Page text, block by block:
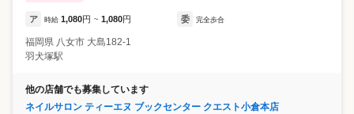
ア 時給 1,080円 ~ 1,080円 委 完全歩合
福岡県 八女市 大島182-1
羽犬塚駅
他の店舗でも募集しています
ネイルサロン ティーエヌ ブックセンター クエスト小倉本店